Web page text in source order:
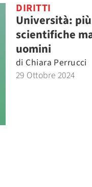
DIRITTI
Università:
scientifiche
uomini
di Chiara Perrucci
29 Ottobre 2024